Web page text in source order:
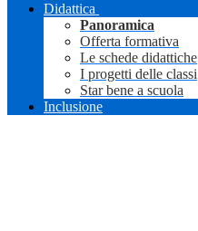
Didattica
Panoramica
Offerta formativa
Le schede didattiche
I progetti delle classi
Star bene a scuola
Inclusione